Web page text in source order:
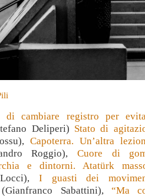
di cambiare registro per
Deliperi) Stato di
Capoterra. Un’altra
Roggio), Cuore di
e dintorni. Atatürk
I guasti dei
(Gianfranco Sabattini), “Ma